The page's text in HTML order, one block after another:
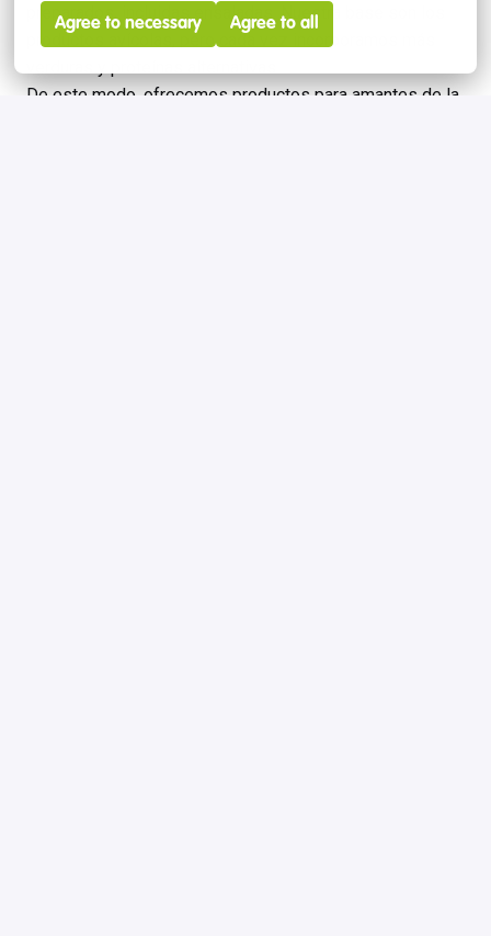
Agree to necessary Agree to all
preparados, incluidas ensaladas. Nuestra base son los
productos avícolas, pero cada vez incorporamos más
De este modo, ofrecemos productos para amantes de la